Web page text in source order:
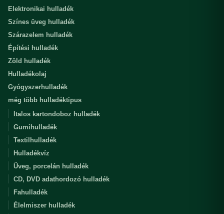
Elektronikai hulladék
Színes üveg hulladék
Szárazelem hulladék
Építési hulladék
Zöld hulladék
Hulladékolaj
Gyógyszerhulladék
még több hulladéktipus
Italos kartondoboz hulladék
Gumihulladék
Textilhulladék
Hulladékvíz
Üveg, porcelán hulladék
CD, DVD adathordozó hulladék
Fahulladék
Élelmiszer hulladék